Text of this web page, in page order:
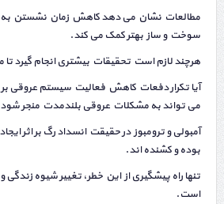
مطالعات نشان می دهد کاهش زمان نشستن
سوخت و ساز بهتر کمک می کند.
هرچند لازم است تحقیقات بیشتری انجام گیرد
آیا تکرار دفعات کاهش فعالیت سیستم عروقی
می تواند به مشکلات عروقی بلندمدت منجر
آمبولی و ترومبوز در حقیقت انسداد رگ بر اثر
بوده و کشنده اند.
تنها راه پیشگیری از این خطر، تغییر شیوه
است.